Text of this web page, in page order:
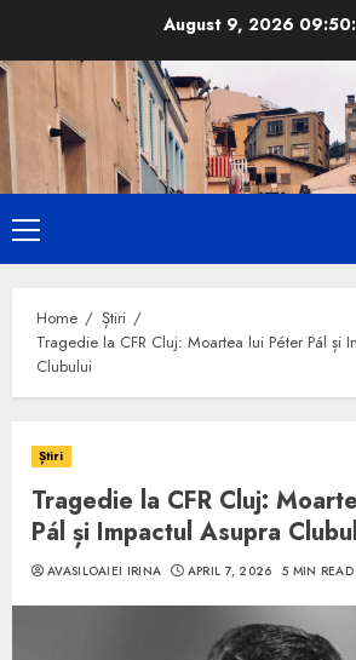
content
August 9, 2026
Primary
Menu
Home
Știri
Tragedie la CFR Cluj: Moartea lui Péter Pál și
Clubului
Știri
Tragedie la CFR Cluj:
Pál și Impactul Asupra
AVASILOAIEI IRINA APRIL 7, 2026 5 MIN READ